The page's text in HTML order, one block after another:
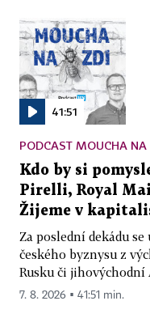
41:51
PODCAST MOUCHA NA
Kdo by si
Pirelli, Royal
Žijeme v
Za poslední dekádu
českého byznysu z
Rusku či jihovýchodní
7. 8. 2026 ▪ 41:51 min.